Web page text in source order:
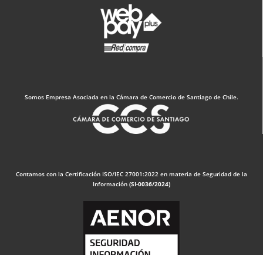
Somos Empresa Asociada en la Cámara de Comercio de Santiago de Chile.
Contamos con la Certificación ISO/IEC 27001:2022 en materia de Seguridad de la
Información (SI-0036/2024)